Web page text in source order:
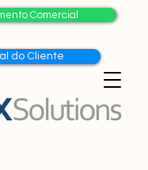
Comercial
do Cliente